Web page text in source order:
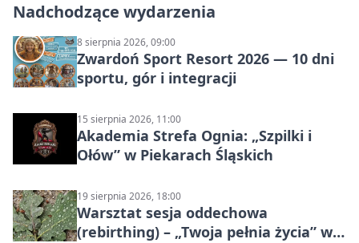
Nadchodzące wydarzenia
8 sierpnia 2026, 09:00
Zwardoń Sport Resort 2026 — 10 dni
sportu, gór i integracji
15 sierpnia 2026, 11:00
Akademia Strefa Ognia: „Szpilki i
Ołów” w Piekarach Śląskich
19 sierpnia 2026, 18:00
Warsztat sesja oddechowa
(rebirthing) – „Twoja pełnia życia” w